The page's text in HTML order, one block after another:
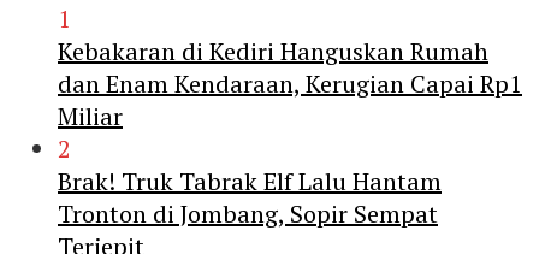
1
Kebakaran di Kediri Hanguskan Rumah
dan Enam Kendaraan, Kerugian Capai Rp1
Miliar
2
Brak! Truk Tabrak Elf Lalu Hantam
Tronton di Jombang, Sopir Sempat
Terjepit